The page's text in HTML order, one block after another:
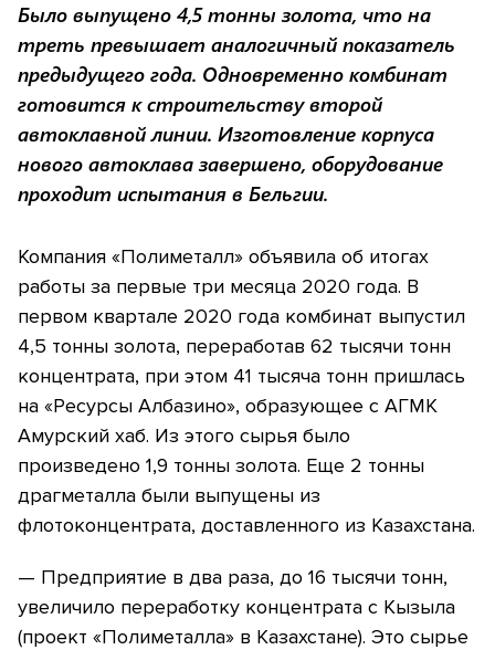
Было выпущено 4,5 тонны золота, что на
треть превышает аналогичный показатель
предыдущего года. Одновременно комбинат
готовится к строительству второй
автоклавной линии. Изготовление корпуса
нового автоклава завершено, оборудование
проходит испытания в Бельгии.
Компания «Полиметалл» объявила об итогах
работы за первые три месяца 2020 года. В
первом квартале 2020 года комбинат выпустил
4,5 тонны золота, переработав 62 тысячи тонн
концентрата, при этом 41 тысяча тонн пришлась
на «Ресурсы Албазино», образующее с АГМК
Амурский хаб. Из этого сырья было
произведено 1,9 тонны золота. Еще 2 тонны
драгметалла были выпущены из
флотоконцентрата, доставленного из Казахстана.
— Предприятие в два раза, до 16 тысячи тонн,
увеличило переработку концентрата с Кызыла
(проект «Полиметалла» в Казахстане). Это сырье